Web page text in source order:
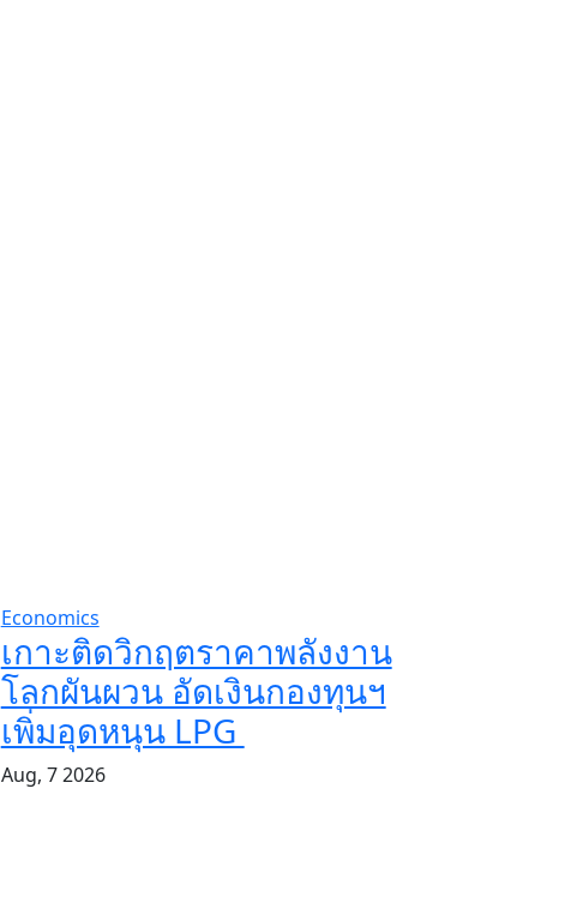
Economics
เกาะติดวิกฤตราคาพลังงาน
โลกผันผวน อัดเงินกองทุนฯ
เพิ่มอุดหนุน LPG
Aug, 7 2026